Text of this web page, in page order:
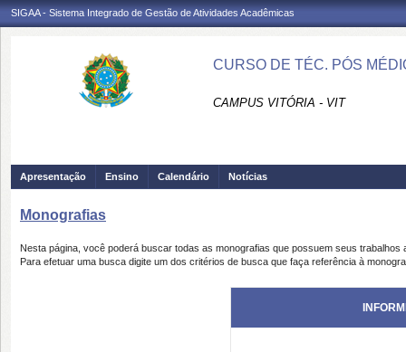
SIGAA - Sistema Integrado de Gestão de Atividades Acadêmicas
CURSO DE TÉC. PÓS
CAMPUS VITÓRIA - VIT
Apresentação Ensino Calendário Notícias
Monografias
Nesta página, você poderá buscar todas as monografias que possuem seus trabalhos
Para efetuar uma busca digite um dos critérios de busca que faça referência à